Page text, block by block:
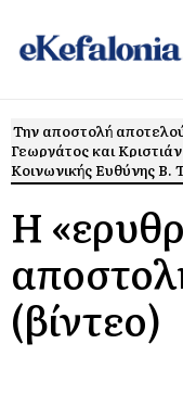
Την αποστολή
Γεωργάτος και
Κοινωνικής Ευθύνης Β.
Η
(βίντεο)